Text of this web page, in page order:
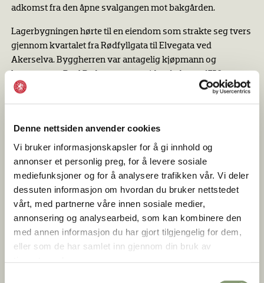
Denne nettsiden anvender cookies
Vi bruker informasjonskapsler for å gi innhold og
annonser et personlig preg, for å levere sosiale
mediefunksjoner og for å analysere trafikken vår. Vi deler
dessuten informasjon om hvordan du bruker nettstedet
vårt, med partnerne våre innen sosiale medier,
annonsering og analysearbeid, som kan kombinere den
med annen informasjon du har gjort tilgjengelig for dem,
eller som de har samlet inn gjennom din bruk av
adkomst fra den åpne svalgangen mot bakgården.
Lagerbygningen hørte til en eiendom som strakte seg tvers
gjennom kvartalet fra Rødfyllgata til Elvegata ved
Akerselva. Byggherren var antagelig kjøpmann og
Væring | Norsk Folkemuseum